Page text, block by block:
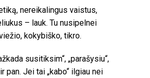
nereikalingus vaistus,
– lauk. Tu nusipelnei
kokybiško, tikro.
susitiksim“, „parašysiu“,
pan. Jei tai „kabo“ ilgiau nei